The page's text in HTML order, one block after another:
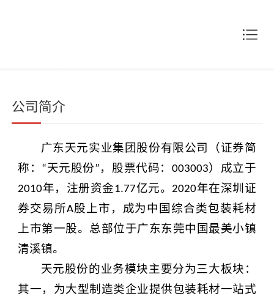
公司简介
广东天元实业集团股份有限公司（证券简
称： “天元股份” ，股票代码： 003003）成立于
2010年，注册资金1.77亿元。 2020年在深圳证
券交易所A股上市，成为中国综合类包装耗材
上市第一股。 总部位于广东东莞中国最美小镇
清溪镇。
天元股份的业务模块主要分为三大板块：
其一，为大型制造类企业提供包装耗材一站式